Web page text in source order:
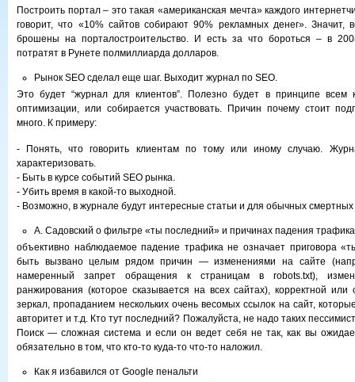
Построить портал – это такая «американская мечта» каждого
говорит, что «10% сайтов собирают 90% рекламных денег».
брошены на порталостроительство. И есть за что бороться – в
потратят в Рунете полмиллиарда долларов.
Рынок SEO сделал еще шаг. Выходит журнал по SEO.
Это будет “журнал для клиентов”. Полезно будет в принципе всем
оптимизации, или собирается участвовать. Причин почему стоит
много. К примеру:
- Понять, что говорить клиентам по тому или иному случаю.
характеризовать.
- Быть в курсе событий SEO рынка.
- Убить время в какой-то выходной.
- Возможно, в журнале будут интересные статьи и для обычных
А. Садовский о фильтре «ты последний» и причинах падения
объективно наблюдаемое падение трафика не означает приговора
быть вызвано целым рядом причин — изменениями на сайте
намеренный запрет обращения к страницам в robots.txt),
ранжирования (которое сказывается на всех сайтах), корректной или
зеркал, пропаданием нескольких очень весомых ссылок на сайт,
авторитет и т.д. Кто тут последний? Пожалуйста, не надо таких
Поиск — сложная система и если он ведет себя не так, как вы
обязательно в том, что кто-то куда-то что-то наложил.
Как я избавился от Google пенальти